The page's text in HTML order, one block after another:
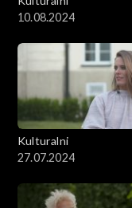
10.08.2024
Kulturalni
27.07.2024